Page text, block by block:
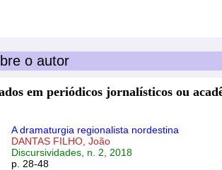
o autor
em periódicos jornalísticos ou
A dramaturgia regionalista nordestina
DANTAS FILHO, João
Discursividades, n. 2, 2018
p. 28-48